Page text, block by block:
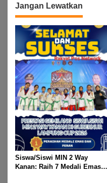
Demi Selamatkan Nyawa
Bocah 7 Tahun
Jangan Lewatkan
Siswa/Siswi MIN 2 Way
Kanan: Raih 7 Medali Emas